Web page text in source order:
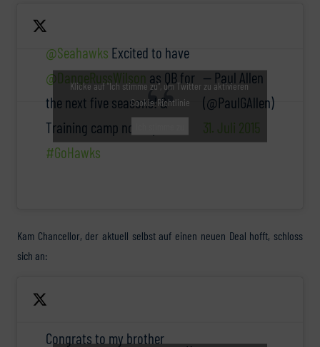
@Seahawks Excited to have
@DangeRussWilson as QB for
the next five seasons! &
Training camp now open…
#GoHawks
— Paul Allen
(@PaulGAllen)
31. Juli 2015
Klicke auf "Ich stimme zu", um Twitter zu aktivieren
Cookie-Richtlinie
Kam Chancellor, der aktuell selbst auf einen neuen Deal hofft, schloss
sich an:
Congrats to my brother